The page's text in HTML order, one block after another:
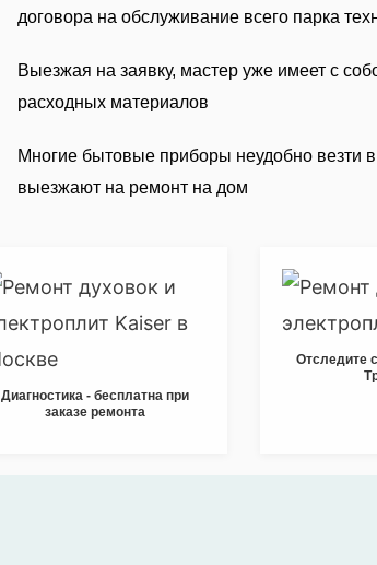
договора на обслуживание всего парка
Выезжая на заявку, мастер уже имеет с
расходных материалов
Многие бытовые приборы неудобно везти
выезжают на ремонт на дом
Диагностика - бесплатна при
заказе ремонта
Отследите